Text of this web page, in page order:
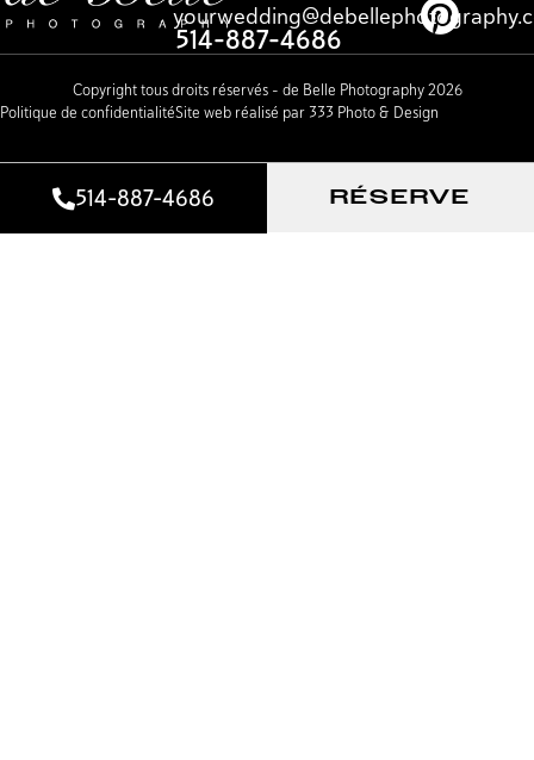
514-887-4686
Copyright tous droits réservés – de Belle Photography 2026
Politique de confidentialitéSite web réalisé par 333 Photo & Design
514-887-4686 RÉSERVE